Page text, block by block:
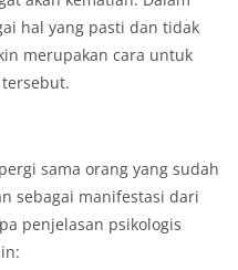
hal yang pasti dan tidak
merupakan cara untuk
sama orang yang sudah
sebagai manifestasi dari
penjelasan psikologis